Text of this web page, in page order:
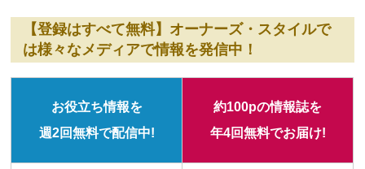
【登録はすべて無料】オーナーズ・スタイルで
は様々なメディアで情報を発信中！
お役立ち情報を
週2回無料で配信中!
約100pの情報誌を
年4回無料でお届け!